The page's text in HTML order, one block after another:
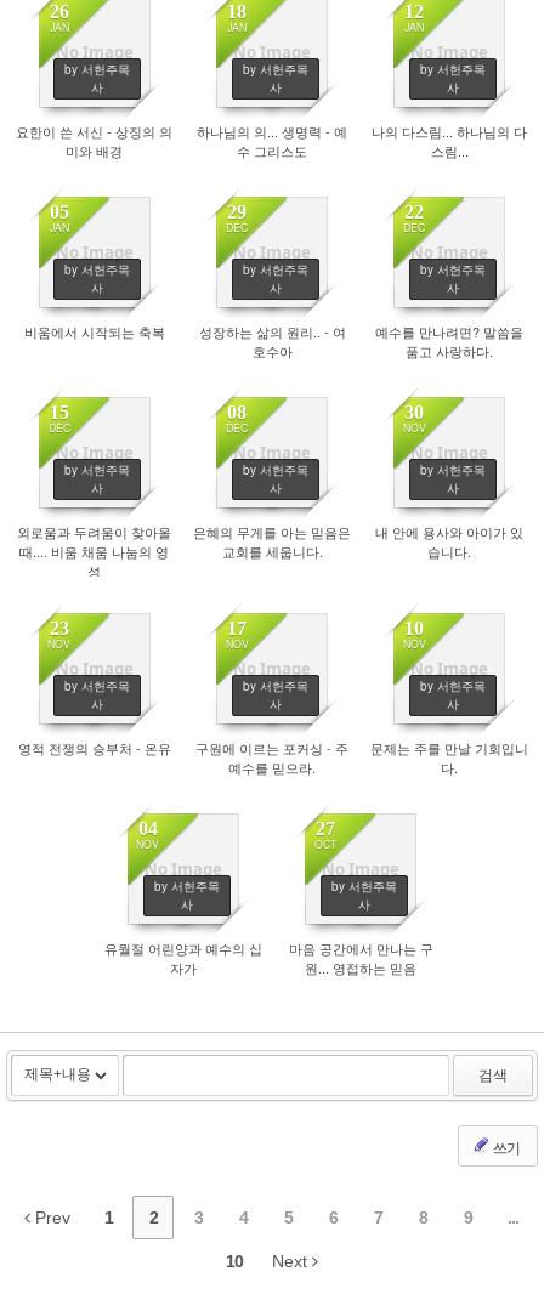
No Image
26
JAN
by 서헌주목
사
1798
요한이 쓴 서신 - 상징의 의
미와 배경
No Image
18
JAN
by 서헌주목
사
1908
하나님의 의... 생명력 - 예
수 그리스도
No Image
12
JAN
by 서헌주목
사
1748
나의 다스림... 하나님의 다
스림...
No Image
05
JAN
by 서헌주목
사
1854
비움에서 시작되는 축복
No Image
29
DEC
by 서헌주목
사
1814
성장하는 삶의 원리.. - 여
호수아
No Image
22
DEC
by 서헌주목
사
1934
예수를 만나려면? 말씀을
품고 사랑하다.
No Image
15
DEC
by 서헌주목
사
1838
외로움과 두려움이 찾아올
때.... 비움 채움 나눔의 영
성
No Image
08
DEC
by 서헌주목
사
1859
은혜의 무게를 아는 믿음은
교회를 세웁니다.
No Image
30
NOV
by 서헌주목
사
1794
내 안에 용사와 아이가 있
습니다.
No Image
23
NOV
by 서헌주목
사
1939
영적 전쟁의 승부처 - 온유
No Image
17
NOV
by 서헌주목
사
1782
구원에 이르는 포커싱 - 주
예수를 믿으라.
No Image
10
NOV
by 서헌주목
사
1926
문제는 주를 만날 기회입니
다.
No Image
04
NOV
by 서헌주목
사
1852
유월절 어린양과 예수의 십
자가
No Image
27
OCT
by 서헌주목
사
1901
마음 공간에서 만나는 구
원... 영접하는 믿음
검색
쓰기
Prev 1 2 3 4 5 6 7 8 9 ...
10 Next